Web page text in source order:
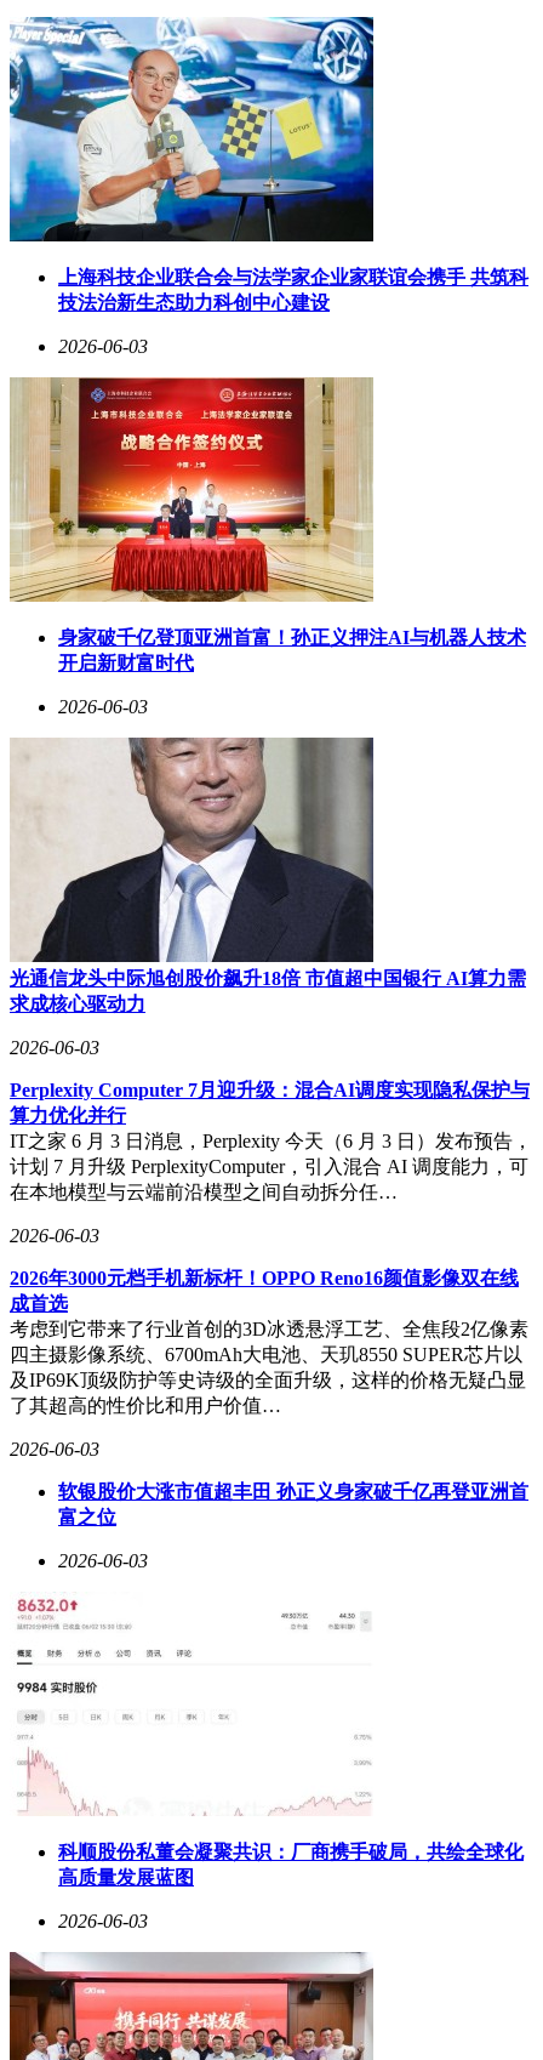
上海科技企业联合会与法学家企业家联谊会携手 共筑科
技法治新生态助力科创中心建设
2026-06-03
身家破千亿登顶亚洲首富！孙正义押注AI与机器人技术
开启新财富时代
2026-06-03
光通信龙头中际旭创股价飙升18倍 市值超中国银行 AI算力需
求成核心驱动力
2026-06-03
Perplexity Computer 7月迎升级：混合AI调度实现隐私保护与
算力优化并行
IT之家 6 月 3 日消息，Perplexity 今天（6 月 3 日）发布预告，
计划 7 月升级 PerplexityComputer，引入混合 AI 调度能力，可
在本地模型与云端前沿模型之间自动拆分任…
2026-06-03
2026年3000元档手机新标杆！OPPO Reno16颜值影像双在线
成首选
考虑到它带来了行业首创的3D冰透悬浮工艺、全焦段2亿像素
四主摄影像系统、6700mAh大电池、天玑8550 SUPER芯片以
及IP69K顶级防护等史诗级的全面升级，这样的价格无疑凸显
了其超高的性价比和用户价值…
2026-06-03
软银股价大涨市值超丰田 孙正义身家破千亿再登亚洲首
富之位
2026-06-03
科顺股份私董会凝聚共识：厂商携手破局，共绘全球化
高质量发展蓝图
2026-06-03